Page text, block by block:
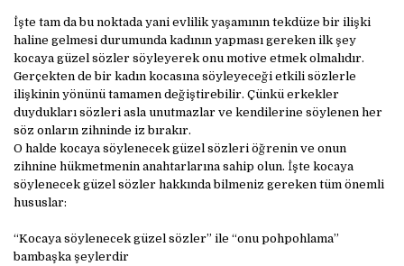
İşte tam da bu noktada yani evlilik yaşamının tekdüze bir ilişki
haline gelmesi durumunda kadının yapması gereken ilk şey
kocaya güzel sözler söyleyerek onu motive etmek olmalıdır.
Gerçekten de bir kadın kocasına söyleyeceği etkili sözlerle
ilişkinin yönünü tamamen değiştirebilir. Çünkü erkekler
duydukları sözleri asla unutmazlar ve kendilerine söylenen her
söz onların zihninde iz bırakır.
O halde kocaya söylenecek güzel sözleri öğrenin ve onun
zihnine hükmetmenin anahtarlarına sahip olun. İşte kocaya
söylenecek güzel sözler hakkında bilmeniz gereken tüm önemli
hususlar:
“Kocaya söylenecek güzel sözler” ile “onu pohpohlama”
bambaşka şeylerdir